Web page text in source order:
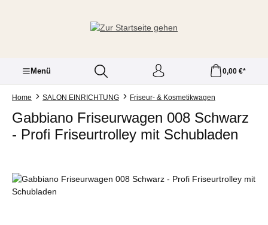
Menü 0,00 €*
Home SALON EINRICHTUNG Friseur- & Kosmetikwagen
Gabbiano Friseurwagen 008 Schwarz
- Profi Friseurtrolley mit Schubladen
Bildergalerie überspringen